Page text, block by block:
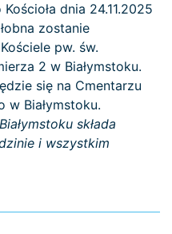
dnia 24.11.2025
zostanie
pw. św.
2 w Białymstoku.
się na Cmentarzu
w Białymstoku.
składa
i wszystkim